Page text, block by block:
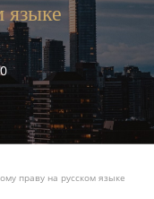
языке
праву на русском языке